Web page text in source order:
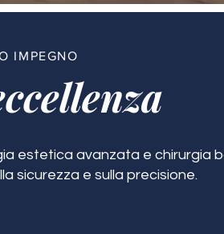
IMPEGNO
estetica avanzata e chirurgia
sicurezza e sulla precisione.